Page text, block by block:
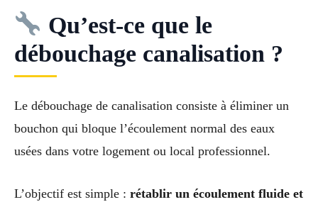
Qu’est-ce que le
débouchage canalisation ?
Le débouchage de canalisation consiste à éliminer un
bouchon qui bloque l’écoulement normal des eaux
usées dans votre logement ou local professionnel.
L’objectif est simple : rétablir un écoulement fluide et